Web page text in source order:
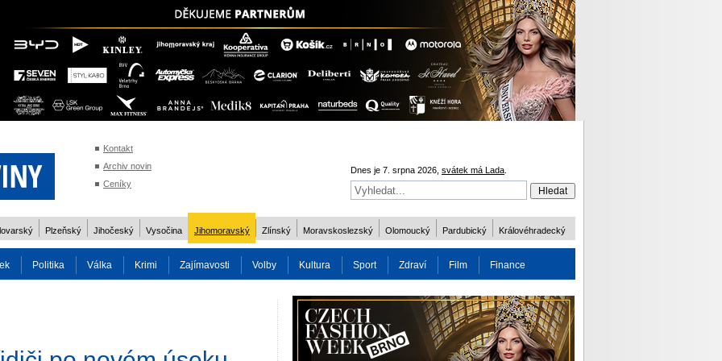
Kontakt
Archiv novin
Ceníky
Dnes je 7. srpna 2026, svátek má Lada
Plzeňský Jihočeský Vysočina Jihomoravský Zlínský Moravskoslezský Olomoucký Pardubický Královéhradecký
Politika Válka Krimi Zajímavosti Volby Kultura Sport Zdraví Film Finance
Charita Osobnost Více ODM 2016